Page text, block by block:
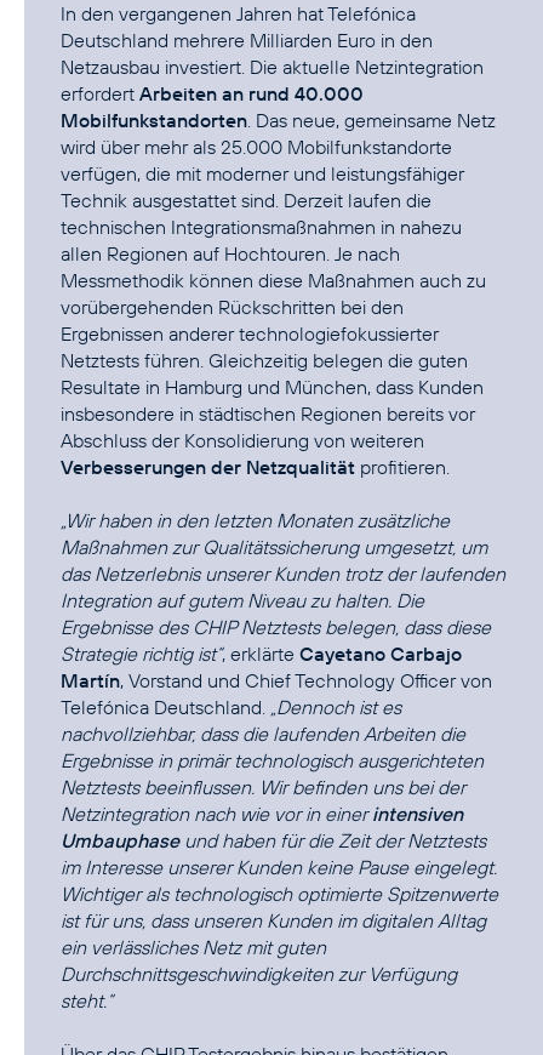
In den vergangenen Jahren hat Telefónica
Deutschland mehrere Milliarden Euro in den
Netzausbau investiert. Die aktuelle Netzintegration
erfordert Arbeiten an rund 40.000
Mobilfunkstandorten. Das neue, gemeinsame Netz
wird über mehr als 25.000 Mobilfunkstandorte
verfügen, die mit moderner und leistungsfähiger
Technik ausgestattet sind. Derzeit laufen die
technischen Integrationsmaßnahmen in nahezu
allen Regionen auf Hochtouren. Je nach
Messmethodik können diese Maßnahmen auch zu
vorübergehenden Rückschritten bei den
Ergebnissen anderer technologiefokussierter
Netztests führen. Gleichzeitig belegen die guten
Resultate in Hamburg und München, dass Kunden
insbesondere in städtischen Regionen bereits vor
Abschluss der Konsolidierung von weiteren
Verbesserungen der Netzqualität profitieren.
„Wir haben in den letzten Monaten zusätzliche
Maßnahmen zur Qualitätssicherung umgesetzt, um
das Netzerlebnis unserer Kunden trotz der laufenden
Integration auf gutem Niveau zu halten. Die
Ergebnisse des CHIP Netztests belegen, dass diese
Strategie richtig ist“, erklärte Cayetano Carbajo
Martín, Vorstand und Chief Technology Officer von
Telefónica Deutschland. „Dennoch ist es
nachvollziehbar, dass die laufenden Arbeiten die
Ergebnisse in primär technologisch ausgerichteten
Netztests beeinflussen. Wir befinden uns bei der
Netzintegration nach wie vor in einerintensiven
Umbauphaseund haben für die Zeit der Netztests
im Interesse unserer Kunden keine Pause eingelegt.
Wichtiger als technologisch optimierte Spitzenwerte
ist für uns, dass unseren Kunden im digitalen Alltag
ein verlässliches Netz mit guten
Durchschnittsgeschwindigkeiten zur Verfügung
steht.“